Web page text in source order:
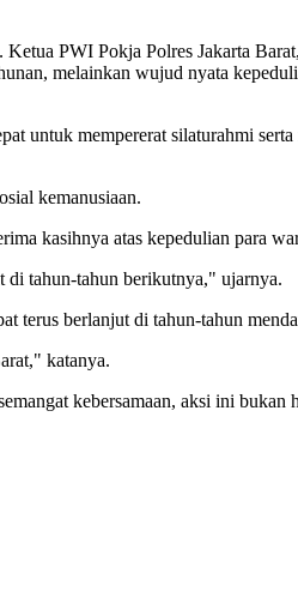
PWI Pokja Polres Jakarta
melainkan wujud nyata
untuk mempererat silaturahmi
kemanusiaan.
kasihnya atas kepedulian para
di tahun-tahun berikutnya," ujarnya.
terus berlanjut di tahun-tahun
katanya.
kebersamaan, aksi ini bukan